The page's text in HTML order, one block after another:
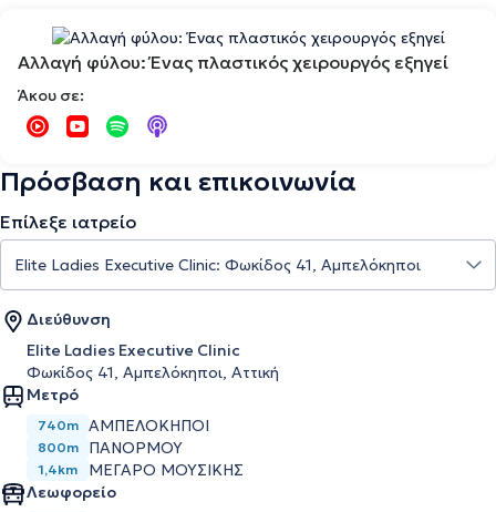
Αλλαγή φύλου: Ένας πλαστικός χειρουργός εξηγεί
Άκου σε:
Πρόσβαση και επικοινωνία
Επίλεξε ιατρείο
Διεύθυνση
Elite Ladies Executive Clinic
Φωκίδος 41, Αμπελόκηποι, Αττική
Μετρό
740m ΑΜΠΕΛΌΚΗΠΟΙ
800m ΠΑΝΌΡΜΟΥ
1,4km
ΜΈΓΑΡΟ ΜΟΥΣΙΚΉΣ
Λεωφορείο